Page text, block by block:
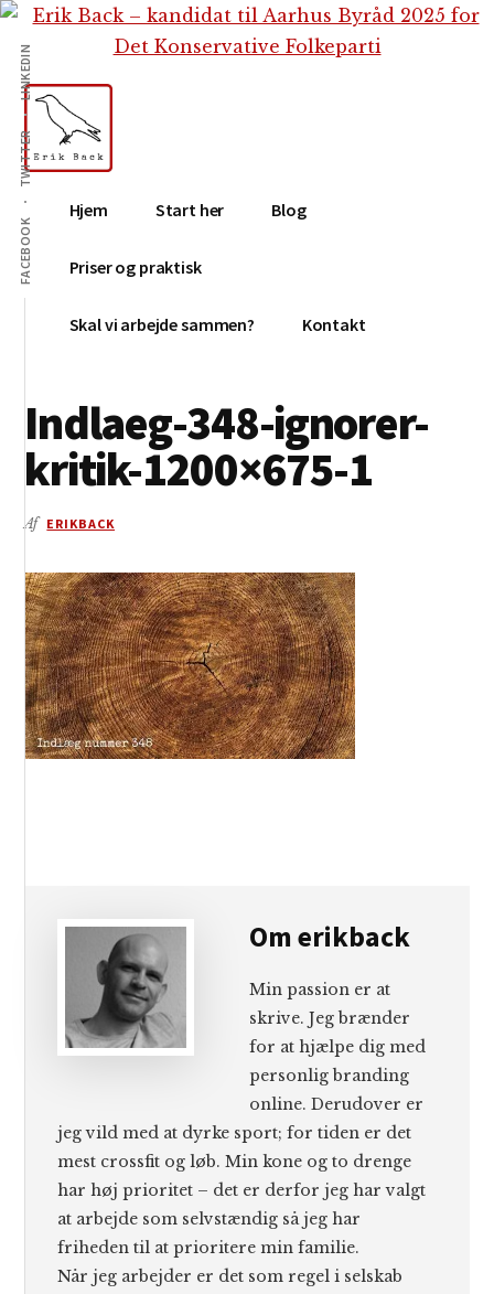
Skip
indhold
Gå
primær
sidebar
Skip
footer
Additional
menu
FACEBOOK
TWITTER
LINKEDIN
Erik
Back
Tekstforfatter,
content
creation,
blog,
medier
Hjem Start her Blog
Priser og praktisk
Skal vi arbejde sammen? Kontakt
Indlaeg-348-ignorer-
kritik-1200×675-1
Af ERIKBACK
Omerikback
Min passion er at
skrive. Jeg brænder
for at hjælpe dig med
personlig branding
online. Derudover er
jeg vild med at dyrke sport; for tiden er det
mest crossfit og løb. Min kone og to drenge
har høj prioritet – det er derfor jeg har valgt
at arbejde som selvstændig så jeg har
friheden til at prioritere min familie.
Når jeg arbejder er det som regel i selskab